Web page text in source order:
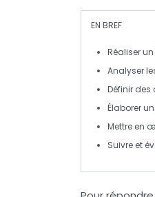
EN BREF
Réaliser
Analyser
Définir des
Élaborer
Mettre en
Suivre et